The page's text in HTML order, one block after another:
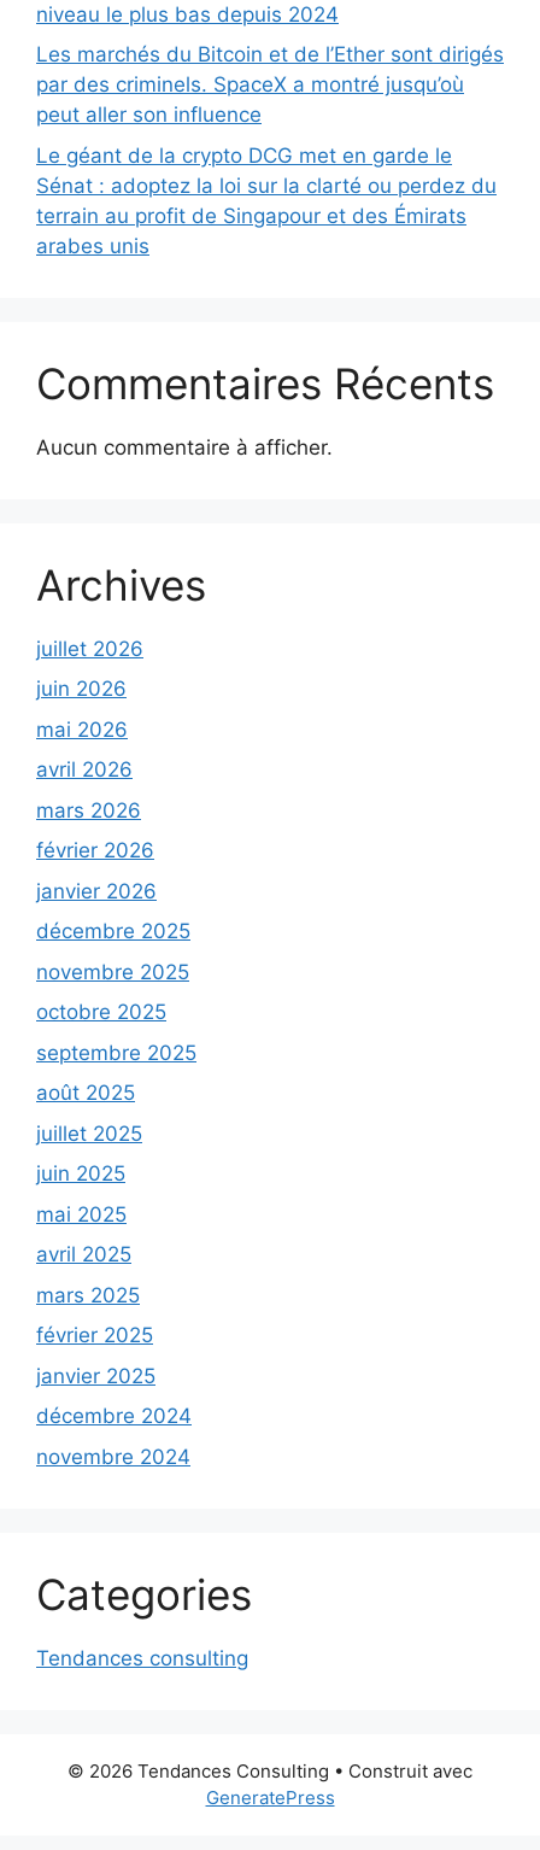
niveau le plus bas depuis 2024
Les marchés du Bitcoin et de l’Ether sont dirigés
par des criminels. SpaceX a montré jusqu’où
peut aller son influence
Le géant de la crypto DCG met en garde le
Sénat : adoptez la loi sur la clarté ou perdez du
terrain au profit de Singapour et des Émirats
arabes unis
Commentaires Récents
Aucun commentaire à afficher.
Archives
juillet 2026
juin 2026
mai 2026
avril 2026
mars 2026
février 2026
janvier 2026
décembre 2025
novembre 2025
octobre 2025
septembre 2025
août 2025
juillet 2025
juin 2025
mai 2025
avril 2025
mars 2025
février 2025
janvier 2025
décembre 2024
novembre 2024
Categories
Tendances consulting
© 2026 Tendances Consulting • Construit avec
GeneratePress